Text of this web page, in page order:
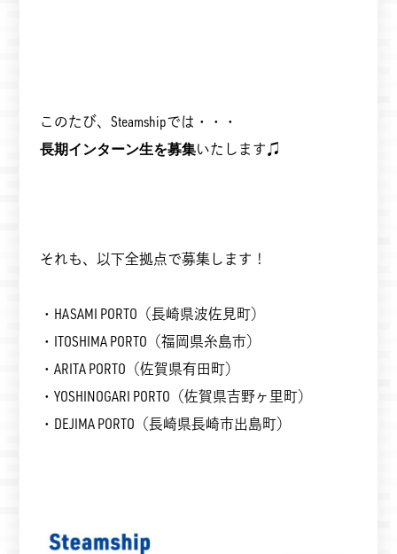
このたび、Steamshipでは・・・
長期インターン生を募集いたします♫
それも、以下全拠点で募集します！
・HASAMI PORTO（長崎県波佐見町）
・ITOSHIMA PORTO（福岡県糸島市）
・ARITA PORTO（佐賀県有田町）
・YOSHINOGARI PORTO（佐賀県吉野ヶ里町）
・DEJIMA PORTO（長崎県長崎市出島町）